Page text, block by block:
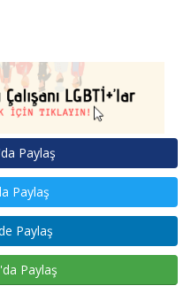
Paylaş
Paylaş
Paylaş
Paylaş